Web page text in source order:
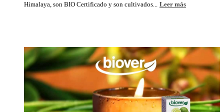
Himalaya, son BIO Certificado y son cultivados... Leer más